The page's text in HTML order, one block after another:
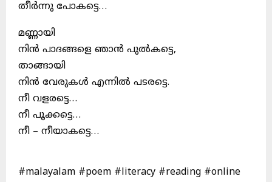
തീർന്നു പോകട്ടെ…
മണ്ണായി
നിൻ പാദങ്ങളെ ഞാൻ പുൽകട്ടെ,
താങ്ങായി
നിൻ വേരുകൾ എന്നിൽ പടരട്ടെ.
നീ വളരട്ടെ…
നീ പൂക്കട്ടെ…
നീ – നീയാകട്ടെ…
#malayalam #poem #literacy #reading #online